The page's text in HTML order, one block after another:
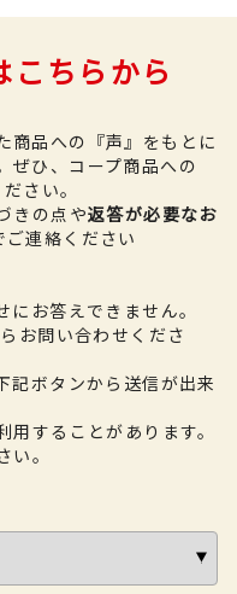
こちらから
商品への『声』をもとに
ぜひ、コープ商品への
さい。
きの点や返答が必要なお
ご連絡ください
お答えできません。
お問い合わせくださ
ボタンから送信が出来
することがあります。
い。